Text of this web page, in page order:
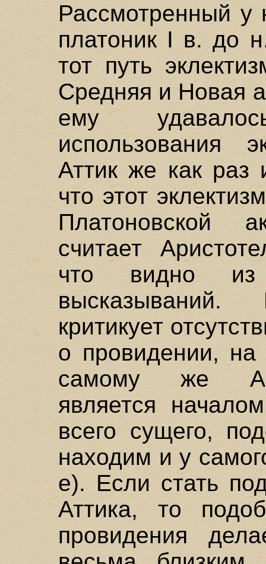
Рассмотренный
платоник I в. до
тот путь
Средняя и Новая
ему
использования
Аттик же как раз
что этот
Платоновской
считает
что видно
критикует
о провидении,
самому же
является
всего сущего,
находим и у
е). Если стать
Аттика, то
провидения